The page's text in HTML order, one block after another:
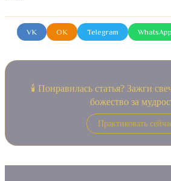
VK OK Telegram WhatsApp
🕯️ Понравилась статья? Зажги
божество за
Практиковать